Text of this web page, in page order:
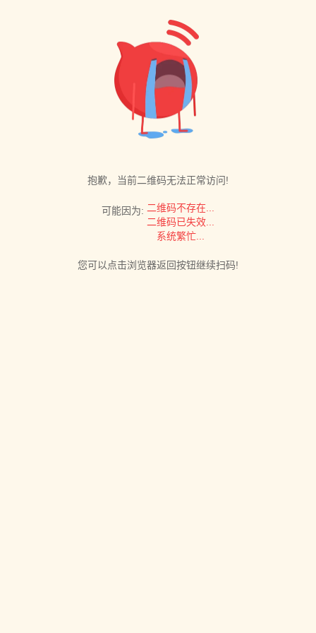
抱歉，当前二维码无法正常访问!
可能因为: 二维码不存在...
二维码已失效...
系统繁忙...
您可以点击浏览器返回按钮继续扫码!